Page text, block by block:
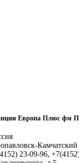
Европа Плюс фм
Камчатский
23-09-96,